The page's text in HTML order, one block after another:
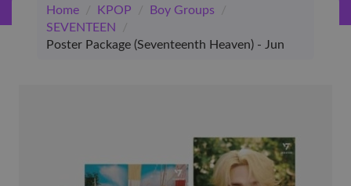
(Winkel)
Home / KPOP / Boy Groups
/
SEVENTEEN
/
Poster Package (Seventeenth Heaven) - Jun